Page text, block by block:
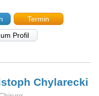
Termin
Profil
Chylarecki